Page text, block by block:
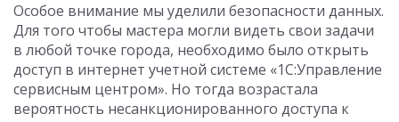
Особое внимание мы уделили безопасности данных.
Для того чтобы мастера могли видеть свои задачи
в любой точке города, необходимо было открыть
доступ в интернет учетной системе «1С:Управление
сервисным центром». Но тогда возрастала
вероятность несанкционированного доступа к